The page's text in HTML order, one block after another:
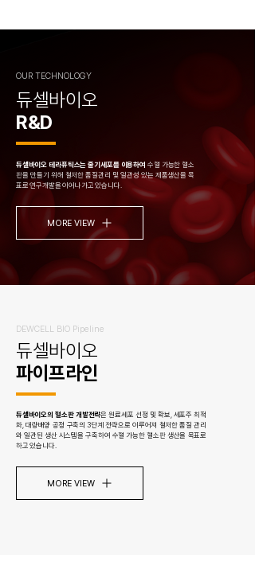
OUR TECHNOLOGY
듀셀바이오
R&D
듀셀바이오 테라퓨틱스는 줄기세포를 이용하여 수혈 가능한 혈소
판을 만들기 위해 철저한 품질관리 및 일관성 있는 제품생산을 목
표로 연구개발을 이어나가고 있습니다.
MORE VIEW
DEWCELL BIO Pipeline
듀셀바이오
파이프라인
듀셀바이오의 혈소판 개발전략은 원료세포 선정 및 확보, 세포주 최적
화, 대량배양 공정 구축의 3단계 전략으로 이루어져 철저한 품질 관리
와 일관된 생산 시스템을 구축하여 수혈 가능한 혈소판 생산을 목표로
하고 있습니다.
MORE VIEW